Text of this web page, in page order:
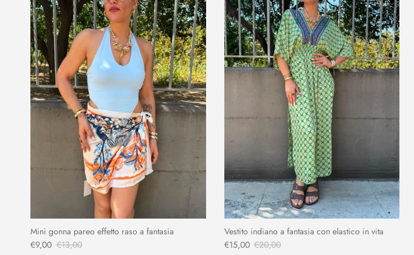
Mini gonna pareo effetto raso a fantasia
€9,00 €13,00
Vestito indiano a fantasia con elastico in vita
€15,00 €20,00